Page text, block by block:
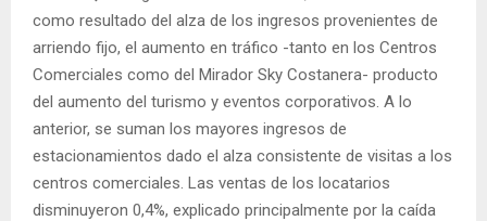
como resultado del alza de los ingresos provenientes de
arriendo fijo, el aumento en tráfico -tanto en los Centros
Comerciales como del Mirador Sky Costanera- producto
del aumento del turismo y eventos corporativos. A lo
anterior, se suman los mayores ingresos de
estacionamientos dado el alza consistente de visitas a los
centros comerciales. Las ventas de los locatarios
disminuyeron 0,4%, explicado principalmente por la caída